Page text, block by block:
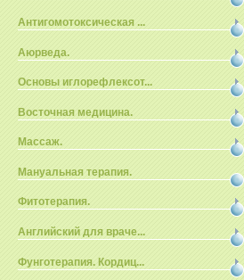
Антигомотоксическая ...
Аюрведа.
Основы иглорефлексот...
Восточная медицина.
Массаж.
Мануальная терапия.
Фитотерапия.
Английский для враче...
Фунготерапия. Кордиц...